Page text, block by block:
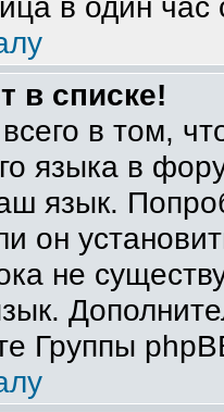
в списке!
в том,
языка в
язык.
он
не
Группы